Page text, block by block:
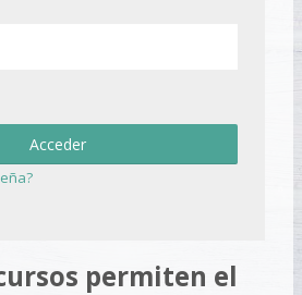
Acceder
permiten el